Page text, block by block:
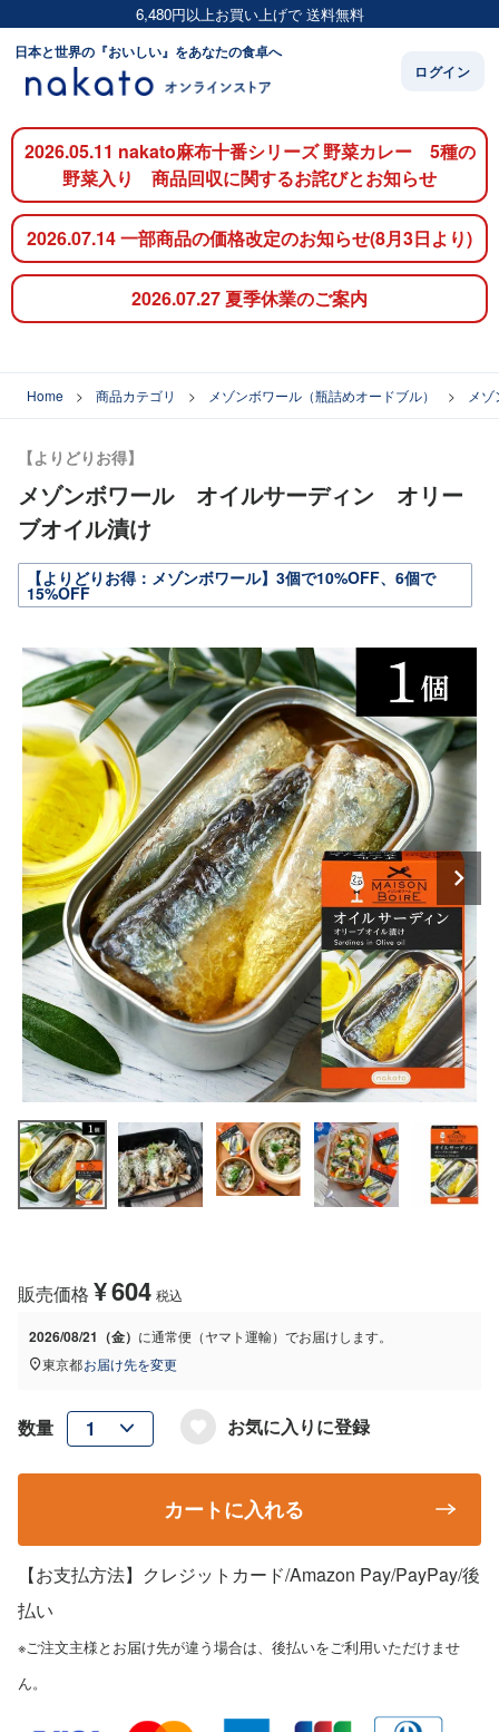
6,480円以上お買い上げで 送料無料
日本と世界の『おいしい』をあなたの食卓へ
ログイン
2026.05.11 nakato麻布十番シリーズ 野菜カレー 5種の
野菜入り 商品回収に関するお詫びとお知らせ
2026.07.14 一部商品の価格改定のお知らせ(8月3日より)
2026.07.27 夏季休業のご案内
Home 商品カテゴリ メゾンボワール（瓶詰めオードブル） メ
【よりどりお得】
メゾンボワール オイルサーディン オリー
ブオイル漬け
【よりどりお得：メゾンボワール】3個で10%OFF、6個で
15%OFF
販売価格 ¥604 税込
2026/08/21（金） に通常便（ヤマト運輸） でお届けします。
東京都お届け先を変更
お気に入りに登録
カートに入れる
【お支払方法】クレジットカード/Amazon Pay/PayPay/後
払い
※ご注文主様とお届け先が違う場合は、後払いをご利用いただけませ
ん。